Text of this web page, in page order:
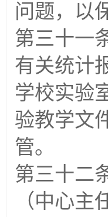
问题，以
第三十一
有关统计
学校实验
验教学文
管。
第三十二
（中心